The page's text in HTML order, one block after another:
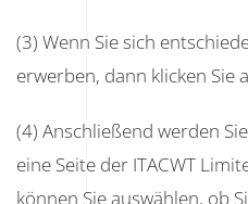
(3) Wenn Sie sich
erwerben, dann klicken Sie
(4) Anschließend werden
eine Seite der ITACWT
können Sie auswählen, ob